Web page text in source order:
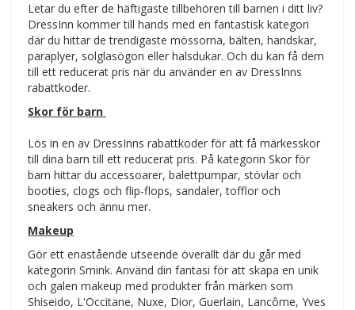
Letar du efter de häftigaste tillbehören till barnen i ditt liv?
DressInn kommer till hands med en fantastisk kategori
där du hittar de trendigaste mössorna, bälten, handskar,
paraplyer, solglasögon eller halsdukar. Och du kan få dem
till ett reducerat pris när du använder en av DressInns
rabattkoder.
Skor för barn
Lös in en av DressInns rabattkoder för att få märkesskor
till dina barn till ett reducerat pris. På kategorin Skor för
barn hittar du accessoarer, balettpumpar, stövlar och
booties, clogs och flip-flops, sandaler, tofflor och
sneakers och ännu mer.
Makeup
Gör ett enastående utseende överallt där du går med
kategorin Smink. Använd din fantasi för att skapa en unik
och galen makeup med produkter från märken som
Shiseido, L'Occitane, Nuxe, Dior, Guerlain, Lancôme, Yves